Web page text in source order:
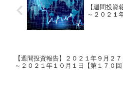
【週間投資
～２０２１
【週間投資報告】２０２１年９月２７
～２０２１年１０月１日【第１７０回